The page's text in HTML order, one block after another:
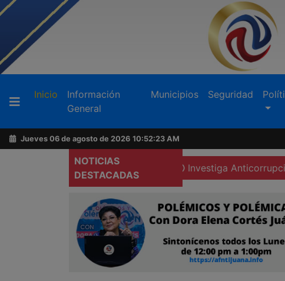
Inicio (current)
Información
General
Municipios Seguridad
Jueves 06 de agosto de 2026 10:52:25 AM
NOTICIAS
DESTACADAS
del gobierno federal Investiga Anticorrupción a
Buscador
Acerca
de